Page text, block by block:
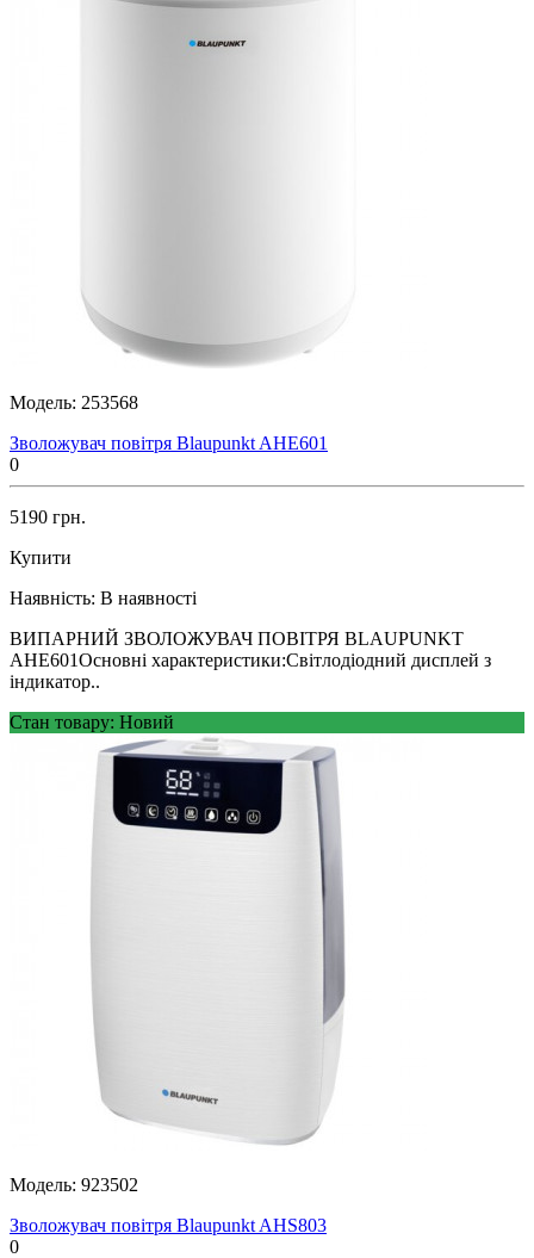
Модель: 253568
Зволожувач повітря Blaupunkt AHE601
0
5190 грн.
Купити
Наявність: В наявності
ВИПАРНИЙ ЗВОЛОЖУВАЧ ПОВІТРЯ BLAUPUNKT
AHE601Основні характеристики:Світлодіодний дисплей з
індикатор..
Стан товару: Новий
Модель: 923502
Зволожувач повітря Blaupunkt AHS803
0